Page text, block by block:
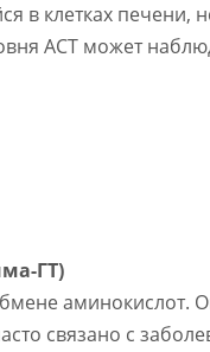
в клетках печени,
АСТ может
ГТ)
аминокислот.
связано с